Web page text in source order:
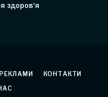
здоров’я
КОНТАКТИ